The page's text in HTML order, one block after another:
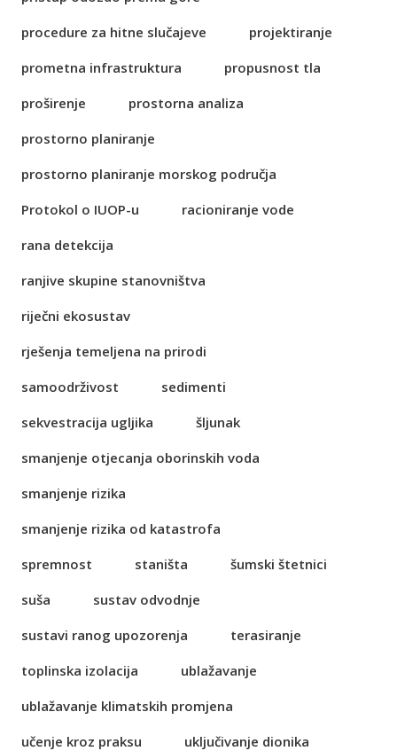
procedure za hitne slučajeve
projektiranje
prometna infrastruktura
propusnost tla
proširenje
prostorna analiza
prostorno planiranje
prostorno planiranje morskog područja
Protokol o IUOP-u
racioniranje vode
rana detekcija
ranjive skupine stanovništva
riječni ekosustav
rješenja temeljena na prirodi
samoodrživost
sedimenti
sekvestracija ugljika
šljunak
smanjenje otjecanja oborinskih voda
smanjenje rizika
smanjenje rizika od katastrofa
spremnost
staništa
šumski štetnici
suša
sustav odvodnje
sustavi ranog upozorenja
terasiranje
toplinska izolacija
ublažavanje
ublažavanje klimatskih promjena
učenje kroz praksu
uključivanje dionika